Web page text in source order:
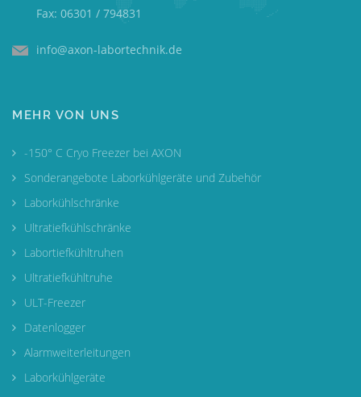
Fax: 06301 / 794831
info@axon-labortechnik.de
MEHR VON UNS
-150° C Cryo Freezer bei AXON
Sonderangebote Laborkühlgeräte und Zubehör
Laborkühlschränke
Ultratiefkühlschränke
Labortiefkühltruhen
Ultratiefkühltruhe
ULT-Freezer
Datenlogger
Alarmweiterleitungen
Laborkühlgeräte